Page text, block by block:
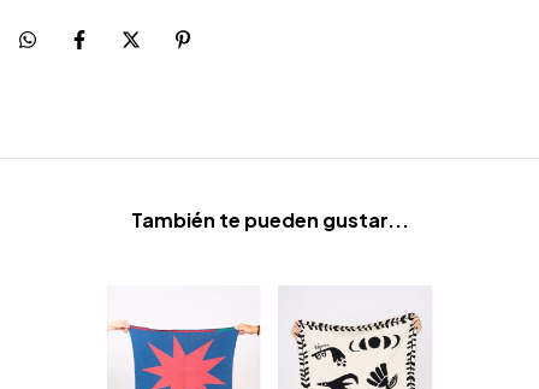
También te pueden gustar...